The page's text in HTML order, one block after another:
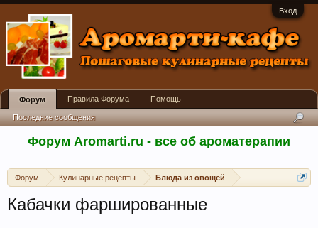
Вход
Форум Aromarti.ru - все об ароматерапии
Форум Кулинарные рецепты Блюда из овощей
Кабачки фаршированные
Форум
Последние сообщения
Правила Форума Помощь